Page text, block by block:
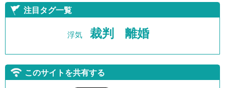
注目タグ一覧
浮気 裁判 離婚
このサイトを共有する